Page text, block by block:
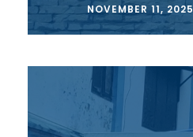
NOVEMBER 11, 2025